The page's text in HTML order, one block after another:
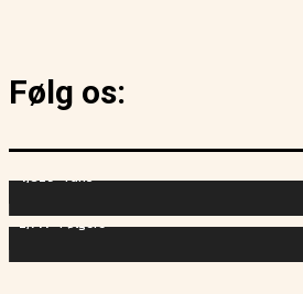
Følg os:
4,829 Fans
2,714 Følgere